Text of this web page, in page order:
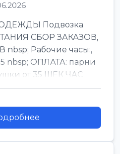
Подвозка
СБОР ЗАКАЗОВ,
Рабочие часы:,
nbsp; ОПЛАТА: парни
от 35 ШЕК ЧАС